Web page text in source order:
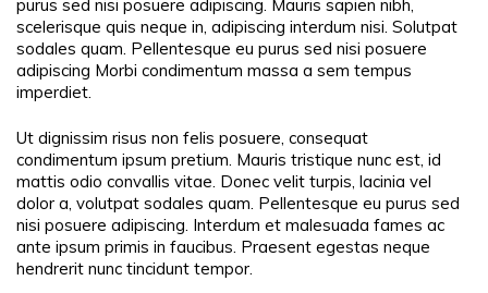
purus sed nisi posuere adipiscing. Mauris sapien nibh,
scelerisque quis neque in, adipiscing interdum nisi. Solutpat
sodales quam. Pellentesque eu purus sed nisi posuere
adipiscing Morbi condimentum massa a sem tempus
imperdiet.
Ut dignissim risus non felis posuere, consequat
condimentum ipsum pretium. Mauris tristique nunc est, id
mattis odio convallis vitae. Donec velit turpis, lacinia vel
dolor a, volutpat sodales quam. Pellentesque eu purus sed
nisi posuere adipiscing. Interdum et malesuada fames ac
ante ipsum primis in faucibus. Praesent egestas neque
hendrerit nunc tincidunt tempor.